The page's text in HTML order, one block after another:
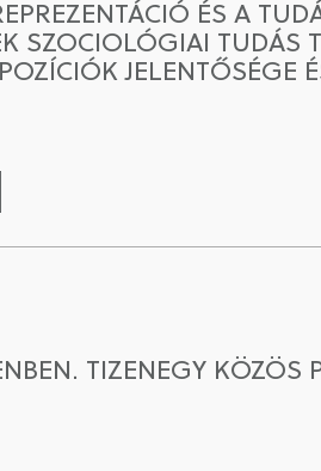
ÉS A
SZOCIOLÓGIAI TUDÁS
JELENTŐSÉGE
TIZENEGY